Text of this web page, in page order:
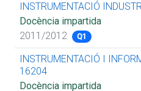
INSTRUMENTACIÓ
Docència impartida
2011/2012
Q1
INSTRUMENTACIÓ I
16204
Docència impartida